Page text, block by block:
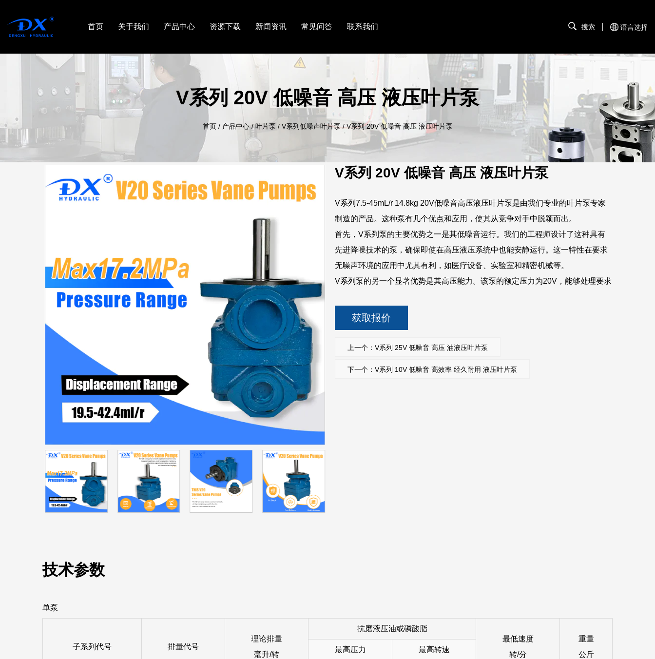
首页 关于我们 产品中心 资源下载 新闻资讯 常见问答 联系我们 搜索 语言选择
V系列 20V 低噪音 高压 液压叶片泵
首页/ 产品中心/叶片泵 / V系列低噪声叶片泵/V系列 20V 低噪音 高压 液压叶片泵
V系列 20V 低噪音 高压 液压叶片泵
V系列7.5-45mL/r 14.8kg 20V低噪音高压液压叶片泵是由我们专业的叶片泵专家
制造的产品。这种泵有几个优点和应用，使其从竞争对手中脱颖而出。
首先，V系列泵的主要优势之一是其低噪音运行。我们的工程师设计了这种具有
先进降噪技术的泵，确保即使在高压液压系统中也能安静运行。这一特性在要求
无噪声环境的应用中尤其有利，如医疗设备、实验室和精密机械等。
V系列泵的另一个显著优势是其高压能力。该泵的额定压力为20V，能够处理要求
压动力装置的理想选择。
小的能量损失，从而降低了运行成本并提高了生产率。由于其坚固的结构和高质
的性能。
获取报价
上一个：V系列 25V 低噪音 高压 油液压叶片泵
下一个：V系列 10V 低噪音 高效率 经久耐用 液压叶片泵
技术参数
单泵
子系列代号 排量代号
理论排量
毫升/转
抗磨液压油或磷酸脂
最低速度
转/分
重量
公斤
最高压力
最高转速